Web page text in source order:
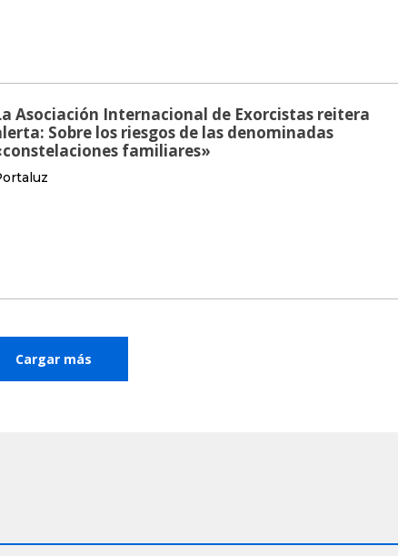
Asociación Internacional de Exorcistas reitera
Sobre los riesgos de las denominadas
familiares»
Cargar más